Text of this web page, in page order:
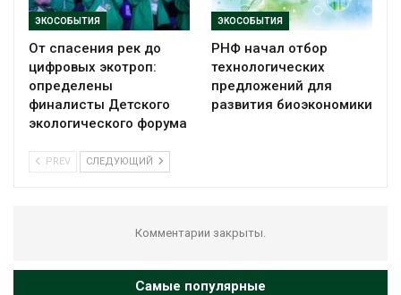
ЭКОСОБЫТИЯ
От спасения рек до
цифровых экотроп:
определены
финалисты Детского
экологического форума
ЭКОСОБЫТИЯ
РНФ начал отбор
технологических
предложений для
развития биоэкономики
PREV СЛЕДУЮЩИЙ
Комментарии закрыты.
Самые популярные